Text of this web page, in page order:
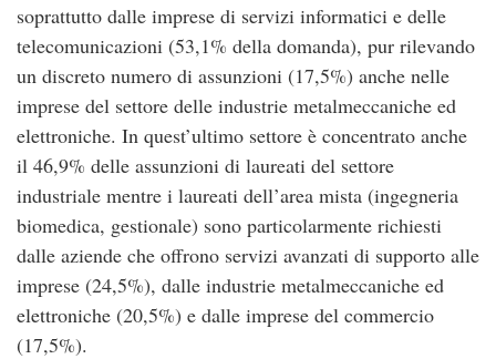
soprattutto dalle imprese di servizi informatici e delle
telecomunicazioni (53,1% della domanda), pur rilevando
un discreto numero di assunzioni (17,5%) anche nelle
imprese del settore delle industrie metalmeccaniche ed
elettroniche. In quest’ultimo settore è concentrato anche
il 46,9% delle assunzioni di laureati del settore
industriale mentre i laureati dell’area mista (ingegneria
biomedica, gestionale) sono particolarmente richiesti
dalle aziende che offrono servizi avanzati di supporto alle
imprese (24,5%), dalle industrie metalmeccaniche ed
elettroniche (20,5%) e dalle imprese del commercio
(17,5%).